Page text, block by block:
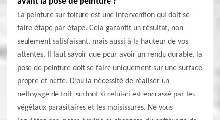
La peinture sur toiture est une intervention qui doit se
faire étape par étape. Cela garantit un résultat, non
seulement satisfaisant, mais aussi à la hauteur de vos
attentes. Il faut savoir que pour avoir un rendu durable, la
pose de peinture doit se faire uniquement sur une surface
propre et nette. D’où la nécessité de réaliser un
nettoyage de toit, surtout si celui-ci est encrassé par les
végétaux parasitaires et les moisissures. Ne vous